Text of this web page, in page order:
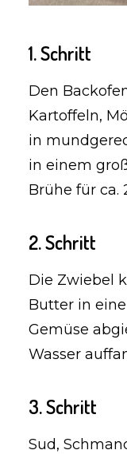
1. Schritt
Den
Kartoffeln,
in
in einem
Brühe für ca.
2. Schritt
Die Zwiebel
Butter in
Gemüse
Wasser
3. Schritt
Sud,